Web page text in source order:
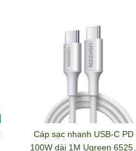
Cáp sạc nhanh USB-C PD
100W dài 1M Ugreen 65255